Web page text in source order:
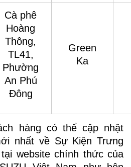
Cà phê
Hoàng
Thông,
TL41,
Phường
An Phú
Đông
Green
Ka
hàng có thể cập nhật
nhất về Sự Kiện Trưng
website chính thức của